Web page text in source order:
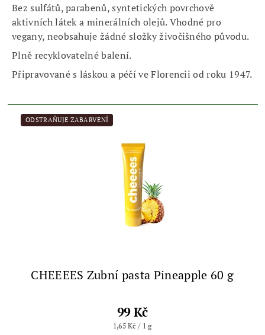
Bez sulfátů, parabenů, syntetických povrchově
aktivních látek a minerálních olejů. Vhodné pro
vegany, neobsahuje žádné složky živočišného původu.
Plně recyklovatelné balení.
Připravované s láskou a péčí ve Florencii od roku 1947.
ODSTRAŇUJE ZABARVENÍ
CHEEEES Zubní pasta Pineapple 60 g
99 Kč
1,65 Kč / 1 g